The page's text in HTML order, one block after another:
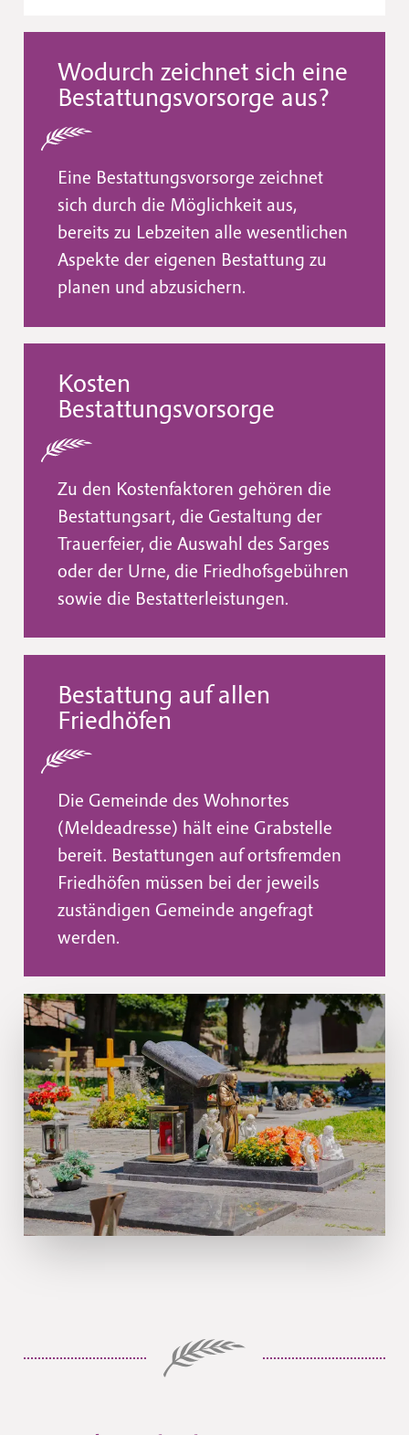
Wodurch zeichnet sich eine
Bestattungsvorsorge aus?
Eine Bestattungsvorsorge zeichnet
sich durch die Möglichkeit aus,
bereits zu Lebzeiten alle wesentlichen
Aspekte der eigenen Bestattung zu
planen und abzusichern.
Kosten
Bestattungsvorsorge
Zu den Kostenfaktoren gehören die
Bestattungsart, die Gestaltung der
Trauerfeier, die Auswahl des Sarges
oder der Urne, die Friedhofsgebühren
sowie die Bestatterleistungen.
Bestattung auf allen
Friedhöfen
Die Gemeinde des Wohnortes
(Meldeadresse) hält eine Grabstelle
bereit. Bestattungen auf ortsfremden
Friedhöfen müssen bei der jeweils
zuständigen Gemeinde angefragt
werden.